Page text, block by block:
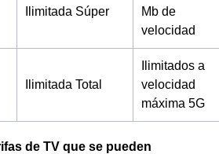
Ilimitada Súper
Mb de
velocidad
Ilimitada Total
Ilimitados a
velocidad
máxima 5G
de TV que se pueden